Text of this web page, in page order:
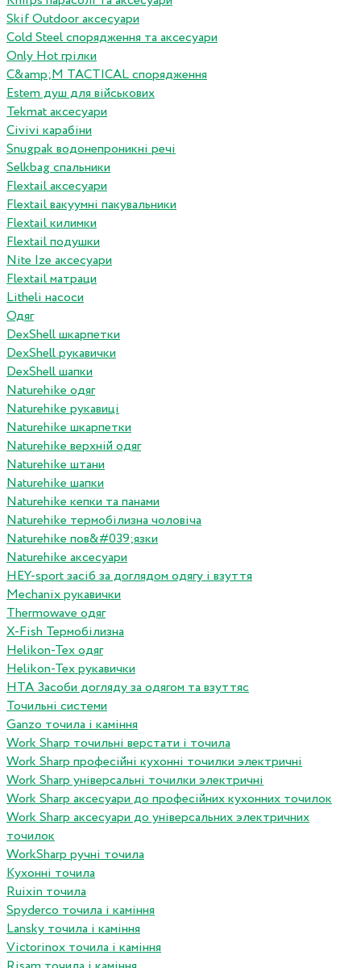
Skif Outdoor аксесуари
Cold Steel спорядження та аксесуари
Only Hot грілки
C&amp;M TACTICAL спорядження
Estem душ для військових
Tekmat аксесуари
Сivivi карабіни
Snugpak водонепроникні речі
Selkbag спальники
Flextail аксесуари
Flextail вакуумні пакувальники
Flextail килимки
Flextail подушки
Nite Ize аксесуари
Flextail матраци
Litheli насоси
Одяг
DexShell шкарпетки
DexShell рукавички
DexShell шапки
Naturehike одяг
Naturehike рукавиці
Naturehike шкарпетки
Naturehike верхній одяг
Naturehike штани
Naturehike шапки
Naturehike кепки та панами
Naturehike термобілизна чоловіча
Naturehike пов&#039;язки
Naturehike аксесуари
HEY-sport засіб за доглядом одягу і взуття
Mechanix рукавички
Thermowave одяг
X-Fish Термобілизна
Helikon-Tex одяг
Helikon-Tex рукавички
HTA Засоби догляду за одягом та взуттяс
Точильні системи
Ganzo точила і каміння
Work Sharp точильні верстати і точила
Work Sharp професiйнi кухоннi точилки электричнi
Work Sharp унiверсальнi точилки электричнi
Work Sharp аксесуари до професiйних кухонних точилок
Work Sharp аксесуари до унiверсальних электричних
точилок
WorkSharp ручні точила
Кухонні точила
Ruixin точила
Spyderco точила і каміння
Lansky точила і каміння
Victorinox точила і каміння